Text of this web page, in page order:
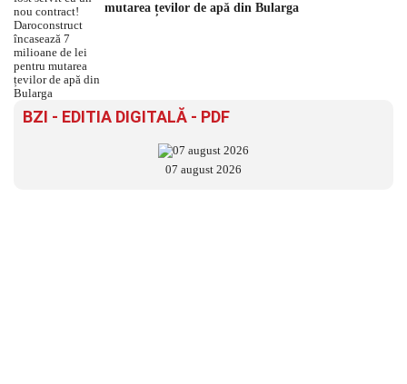
mutarea țevilor de apă din Bularga
BZI - EDITIA DIGITALĂ - PDF
07 august 2026